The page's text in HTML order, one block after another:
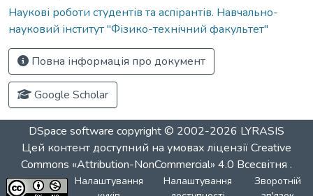
Наукові роботи студентів та аспірантів. Навчально-
науковий інститут "Фізико-технічний факультет"
Повна інформація про документ
Google Scholar
DSpace software copyright © 2002-2026 LYRASIS
Цей контент доступний на умовах ліцензіїCreative
Commons «Attribution-NonCommercial» 4.0 Всесвітня .
Налаштування
Налаштування
Зворотній